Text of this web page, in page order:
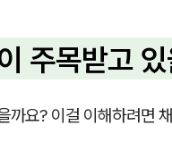
주목받고
까요? 이걸 이해하려면